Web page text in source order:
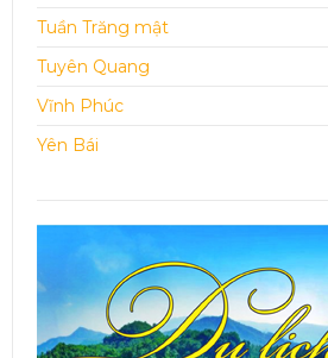
Tuần Trăng mật
Tuyên Quang
Vĩnh Phúc
Yên Bái